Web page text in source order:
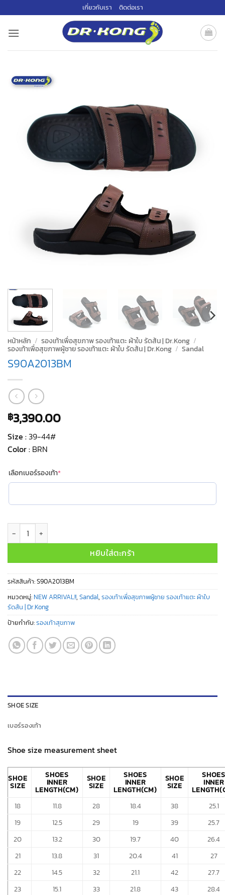
ไป
เกี่ยวกับเรา ติดต่อเรา
หน้าหลัก / รองเท้าเพื่อสุขภาพ รองเท้าแตะ ผ้าใบ รัดส้น | Dr.Kong /
รองเท้าเพื่อสุขภาพผู้ชาย รองเท้าแตะ ผ้าใบ รัดส้น | Dr.Kong / Sandal
S90A2013BM
฿3,390.00
Size :39-44#
Color : BRN
เลือกเบอร์รองเท้า*(required)
จำนวน S90A2013BM ชิ้น
หยิบใส่ตะกร้า
รหัสสินค้า:S90A2013BM
หมวดหมู่: NEW ARRIVAL!!, Sandal, รองเท้าเพื่อสุขภาพผู้ชาย รองเท้าแตะ ผ้าใบ
รัดส้น | Dr.Kong
ป้ายกำกับ:รองเท้าสุขภาพ
SHOE SIZE
เบอร์รองเท้า
Shoe size measurement sheet
SHOE
SIZE
SHOES
INNER
LENGTH(CM)
SHOE
SIZE
SHOES
INNER
LENGTH(CM)
SHOE
SIZE
SHOES
INNER
18
11.8 28 18.4 38
25.1
19
12.5 29 19 39
25.7
20
13.2 30 19.7 40
26.4
21
13.8 31 20.4 41
27
22
14.5 32 21.1 42
27.7
23
15.1 33 21.8 43
28.4